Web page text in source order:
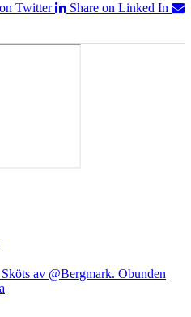
Twitter
Share on Linked In
av @Bergmark. Obunden